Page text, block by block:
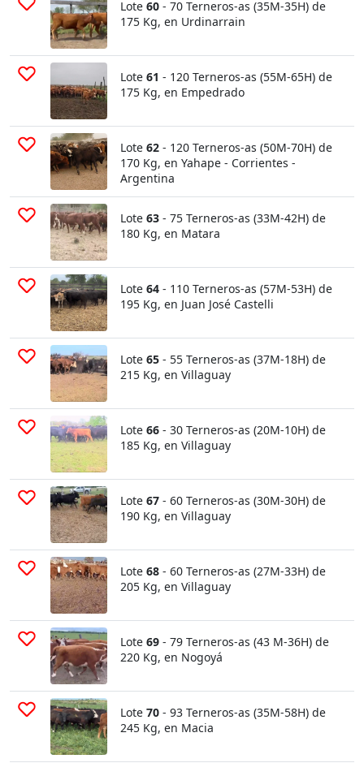
Lote 60 - 70 Terneros-as (35M-35H) de
175 Kg, en Urdinarrain
Lote 61 - 120 Terneros-as (55M-65H) de
175 Kg, en Empedrado
Lote 62 - 120 Terneros-as (50M-70H) de
170 Kg, en Yahape - Corrientes -
Argentina
Lote 63 - 75 Terneros-as (33M-42H) de
180 Kg, en Matara
Lote 64 - 110 Terneros-as (57M-53H) de
195 Kg, en Juan José Castelli
Lote 65 - 55 Terneros-as (37M-18H) de
215 Kg, en Villaguay
Lote 66 - 30 Terneros-as (20M-10H) de
185 Kg, en Villaguay
Lote 67 - 60 Terneros-as (30M-30H) de
190 Kg, en Villaguay
Lote 68 - 60 Terneros-as (27M-33H) de
205 Kg, en Villaguay
Lote 69 - 79 Terneros-as (43 M-36H) de
220 Kg, en Nogoyá
Lote 70 - 93 Terneros-as (35M-58H) de
245 Kg, en Macia